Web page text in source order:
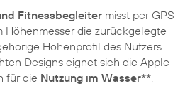
Fitnessbegleiter misst per GPS
Höhenmesser die zurückgelegte
Höhenprofil des Nutzers.
Designs eignet sich die Apple
für die Nutzung im Wasser**.